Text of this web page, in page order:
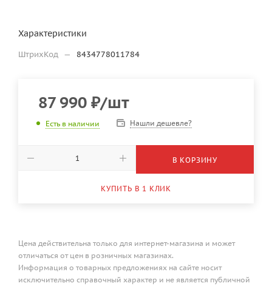
Характеристики
ШтрихКод — 8434778011784
87 990 ₽/шт
Есть в наличии Нашли дешевле?
В КОРЗИНУ
КУПИТЬ В 1 КЛИК
Цена действительна только для интернет-магазина и может
отличаться от цен в розничных магазинах.
Информация о товарных предложениях на сайте носит
исключительно справочный характер и не является публичной